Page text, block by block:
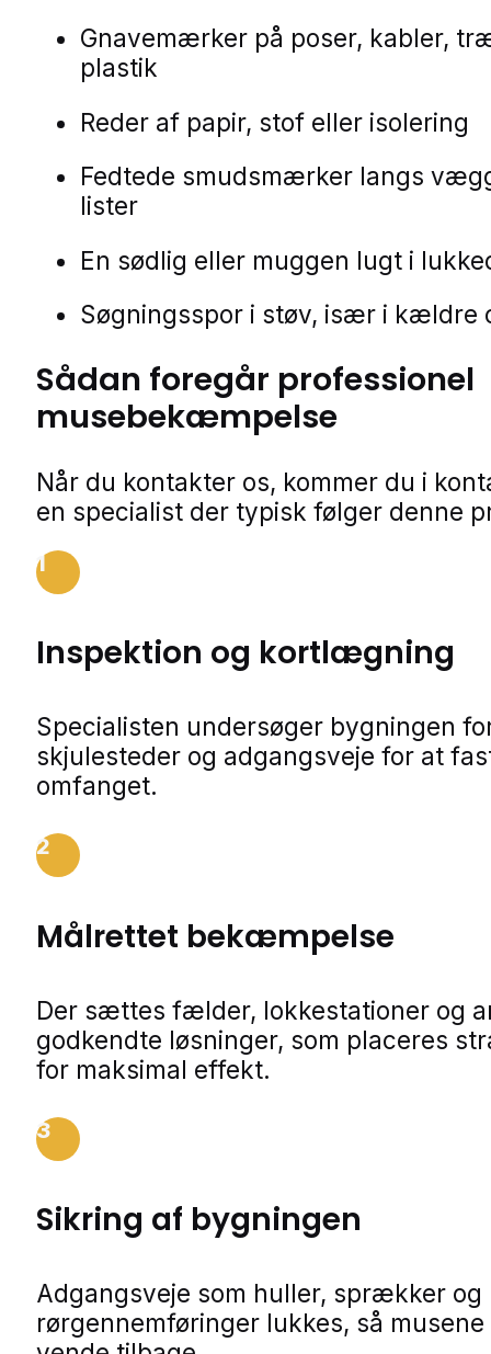
Gnavemærker på poser, kabler,
plastik
Reder af papir, stof eller isolering
Fedtede smudsmærker langs
lister
En sødlig eller muggen lugt i
Søgningsspor i støv, især i kældre
Sådan foregår professionel
musebekæmpelse
Når du kontakter os, kommer du i
en specialist der typisk følger denne
1
Inspektion og kortlægning
Specialisten undersøger bygningen
skjulesteder og adgangsveje for at
omfanget.
2
Målrettet bekæmpelse
Der sættes fælder, lokkestationer og
godkendte løsninger, som placeres
for maksimal effekt.
3
Sikring af bygningen
Adgangsveje som huller, sprækker og
rørgennemføringer lukkes, så